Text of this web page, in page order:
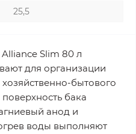
25,5
Slim 80 л
для организации
бытового
бака
анод и
воды выполняют